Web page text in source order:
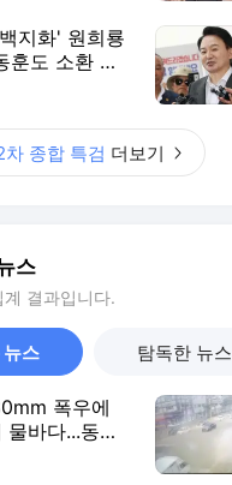
지화' 원희룡
훈도 소환 통
차 종합 특검 더보기
스
결과입니다.
뉴스 탐독한 뉴스
폭우에
물바다...동해
출